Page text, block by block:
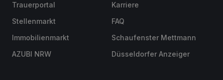
Trauerportal
Stellenmarkt
Immobilienmarkt
AZUBI NRW
Karriere
FAQ
Schaufenster Mettmann
Düsseldorfer Anzeiger